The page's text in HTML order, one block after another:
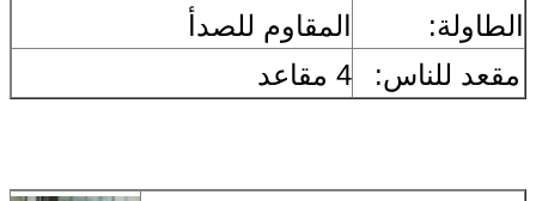
الطاولة:
المقاوم للصدأ
مقعد للناس:
4 مقاعد